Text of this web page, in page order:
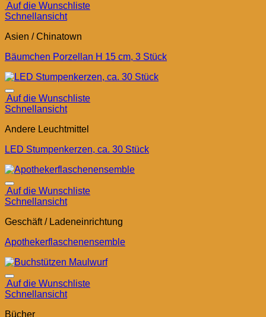
Auf die Wunschliste
Schnellansicht
Asien / Chinatown
Bäumchen Porzellan H 15 cm, 3 Stück
Auf die Wunschliste
Schnellansicht
Andere Leuchtmittel
LED Stumpenkerzen, ca. 30 Stück
Auf die Wunschliste
Schnellansicht
Geschäft / Ladeneinrichtung
Apothekerflaschenensemble
Auf die Wunschliste
Schnellansicht
Bücher